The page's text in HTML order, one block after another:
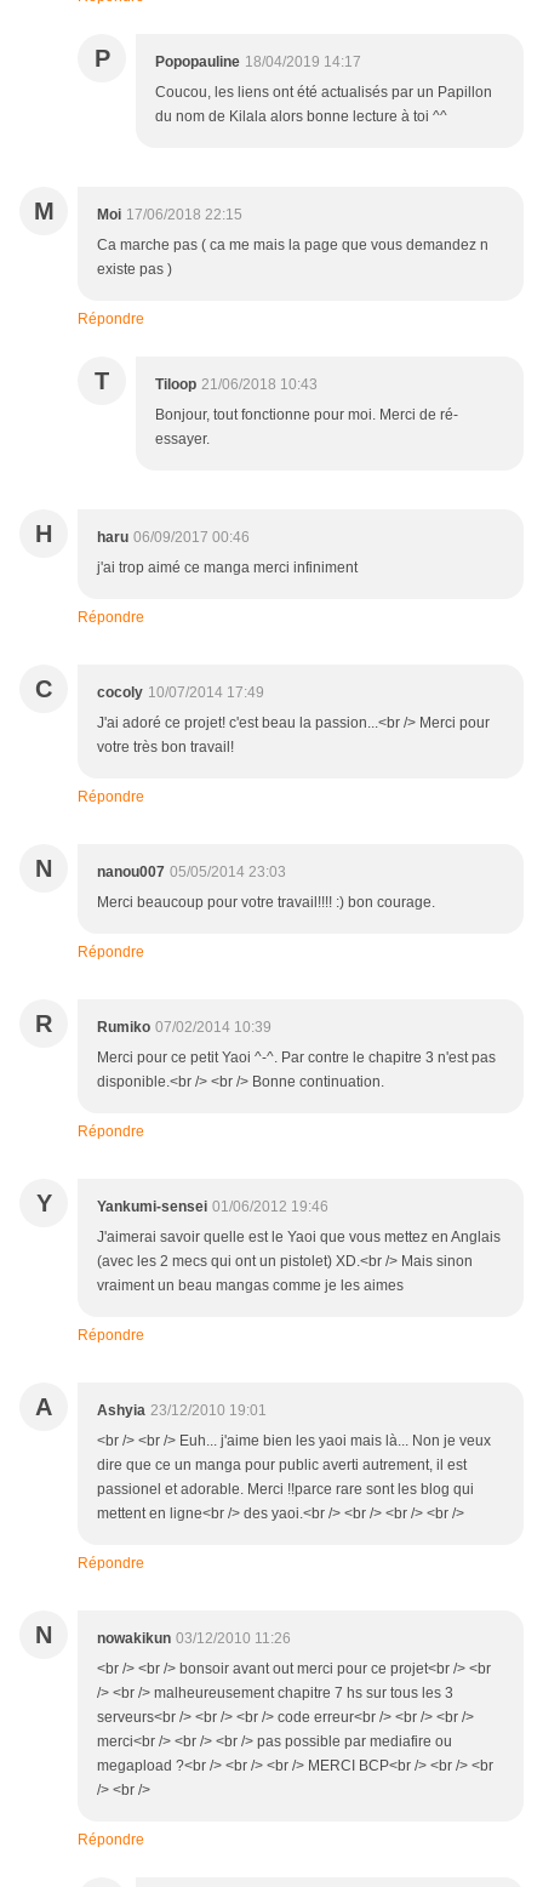
P Popopauline 18/04/2019 14:17
Coucou, les liens ont été actualisés par un Papillon
du nom de Kilala alors bonne lecture à toi ^^
M Moi 17/06/2018 22:15
Ca marche pas ( ca me mais la page que vous demandez n
existe pas )
Répondre
T Tiloop 21/06/2018 10:43
Bonjour, tout fonctionne pour moi. Merci de ré-
essayer.
H haru 06/09/2017 00:46
j'ai trop aimé ce manga merci infiniment
Répondre
C cocoly 10/07/2014 17:49
J'ai adoré ce projet! c'est beau la passion...<br /> Merci pour
votre très bon travail!
Répondre
N nanou007 05/05/2014 23:03
Merci beaucoup pour votre travail!!!! :) bon courage.
Répondre
R Rumiko 07/02/2014 10:39
Merci pour ce petit Yaoi ^-^. Par contre le chapitre 3 n'est pas
disponible.<br /> <br /> Bonne continuation.
Répondre
Y Yankumi-sensei 01/06/2012 19:46
J'aimerai savoir quelle est le Yaoi que vous mettez en Anglais
(avec les 2 mecs qui ont un pistolet) XD.<br /> Mais sinon
vraiment un beau mangas comme je les aimes
Répondre
A Ashyia 23/12/2010 19:01
<br /> <br /> Euh... j'aime bien les yaoi mais là... Non je veux
dire que ce un manga pour public averti autrement, il est
passionel et adorable. Merci !!parce rare sont les blog qui
mettent en ligne<br /> des yaoi.<br /> <br /> <br /> <br />
Répondre
N nowakikun 03/12/2010 11:26
<br /> <br /> bonsoir avant out merci pour ce projet<br /> <br
/> <br /> malheureusement chapitre 7 hs sur tous les 3
serveurs<br /> <br /> <br /> code erreur<br /> <br /> <br />
merci<br /> <br /> <br /> pas possible par mediafire ou
megapload ?<br /> <br /> <br /> MERCI BCP<br /> <br /> <br
/> <br />
Répondre